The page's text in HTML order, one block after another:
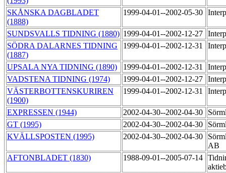
SKÅNSKA DAGBLADET
(1888)
1999-04-01--2002-05-30
SUNDSVALLS TIDNING (1880) 1999-04-01--2002-12-27
SÖDRA DALARNES TIDNING
(1887)
1999-04-01--2002-12-31
UPSALA NYA TIDNING (1890) 1999-04-01--2002-12-31
VADSTENA TIDNING (1974)
1999-04-01--2002-12-27
VÄSTERBOTTENSKURIREN
(1900)
1999-04-01--2002-12-31
EXPRESSEN (1944) 2002-04-30--2002-04-30
GT (1995)
2002-04-30--2002-04-30
KVÄLLSPOSTEN (1995)
2002-04-30--2002-04-30
AB
AFTONBLADET (1830)
1988-09-01--2005-07-14